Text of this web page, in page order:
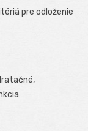
pre odloženie